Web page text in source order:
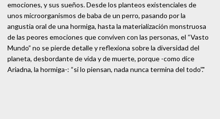
emociones, y sus sueños. Desde los planteos existenciales de
unos microorganismos de baba de un perro, pasando por la
angustia oral de una hormiga, hasta la materialización monstruosa
de las peores emociones que conviven con las personas, el “Vasto
Mundo” no se pierde detalle y reflexiona sobre la diversidad del
planeta, desbordante de vida y de muerte, porque -como dice
Ariadna, la hormiga-: “si lo piensan, nada nunca termina del todo”."